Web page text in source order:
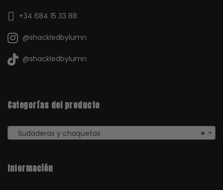
+34 684 15 33 88
@shackledbylumn
@shackledbylumn
Categorías del producto
×
Sudaderas y chaquetas
Información